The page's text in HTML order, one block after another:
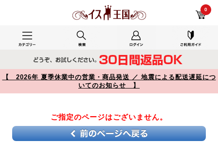
0
【 2026年 夏季休業中の営業・商品発送 ／ 地震による配送遅延につ
いてのお知らせ 】
ご指定のページはございません。